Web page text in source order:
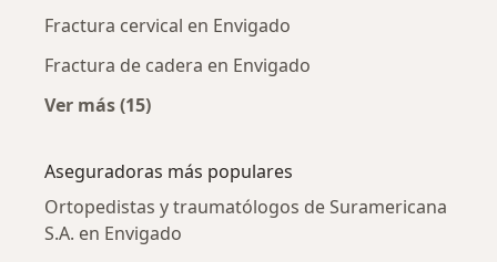
Fractura cervical en Envigado
Fractura de cadera en Envigado
Ver más (15)
Aseguradoras más populares
Ortopedistas y traumatólogos de Suramericana
S.A. en Envigado